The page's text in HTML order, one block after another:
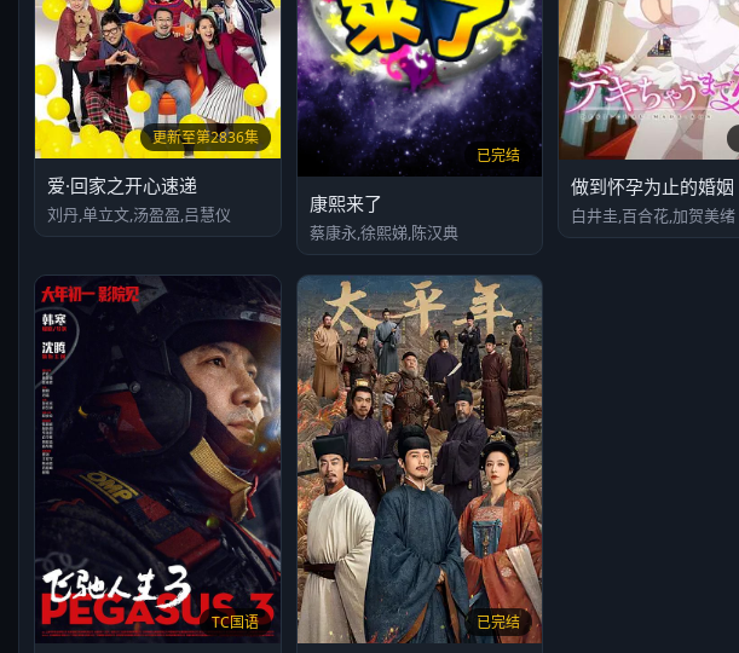
更新至第2836集
爱·回家之开心速递
刘丹,单立文,汤盈盈,吕慧仪
已完结
康熙来了
蔡康永,徐熙娣,陈汉典
做到怀孕为止的婚姻
白井圭,百合花,加贺美绪
TC国语 已完结